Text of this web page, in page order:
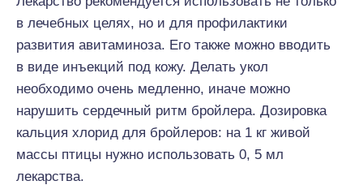
в лечебных целях, но и для профилактики
развития авитаминоза. Его также можно вводить
в виде инъекций под кожу. Делать укол
необходимо очень медленно, иначе можно
нарушить сердечный ритм бройлера. Дозировка
кальция хлорид для бройлеров: на 1 кг живой
массы птицы нужно использовать 0, 5 мл
лекарства.